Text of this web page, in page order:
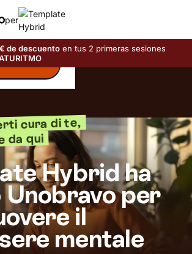
per
de descuento en tus 2 primeras sesiones
cura di te,
da qui
Hybrid ha
per
il
mentale